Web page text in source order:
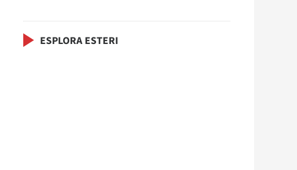
ESPLORA ESTERI